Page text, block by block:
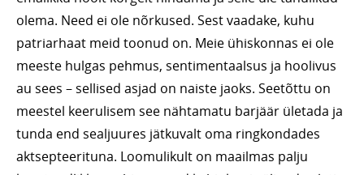
olema. Need ei ole nõrkused. Sest vaadake, kuhu
patriarhaat meid toonud on. Meie ühiskonnas ei ole
meeste hulgas pehmus, sentimentaalsus ja hoolivus
au sees – sellised asjad on naiste jaoks. Seetõttu on
meestel keerulisem see nähtamatu barjäär ületada ja
tunda end sealjuures jätkuvalt oma ringkondades
aktsepteerituna. Loomulikult on maailmas palju